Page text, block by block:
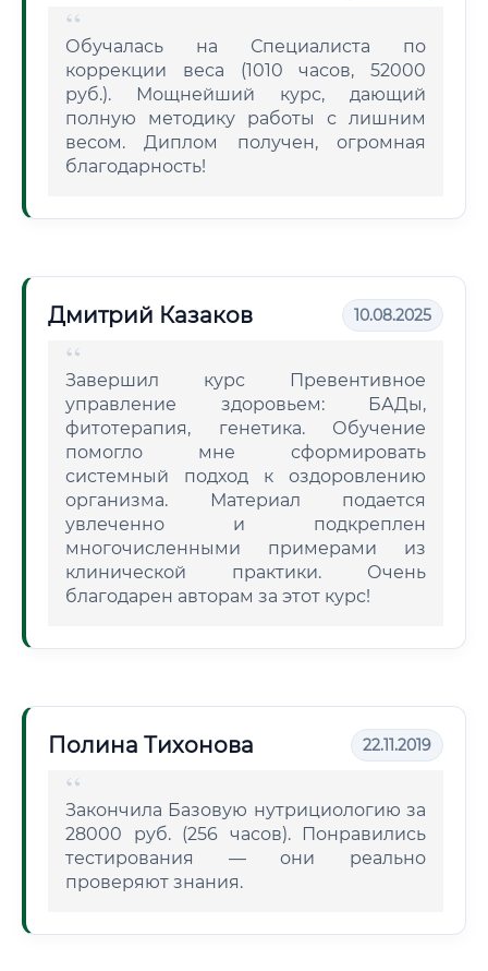
Обучалась на Специалиста по
коррекции веса (1010 часов, 52000
руб.). Мощнейший курс, дающий
полную методику работы с лишним
весом. Диплом получен, огромная
благодарность!
Дмитрий Казаков 10.08.2025
Завершил курс Превентивное
управление здоровьем: БАДы,
фитотерапия, генетика. Обучение
помогло мне сформировать
системный подход к оздоровлению
организма. Материал подается
увлеченно и подкреплен
многочисленными примерами из
клинической практики. Очень
благодарен авторам за этот курс!
Полина Тихонова 22.11.2019
Закончила Базовую нутрициологию за
28000 руб. (256 часов). Понравились
тестирования — они реально
проверяют знания.